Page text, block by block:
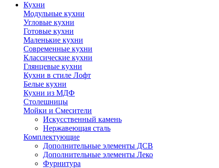
Кухни
Модульные кухни
Угловые кухни
Готовые кухни
Маленькие кухни
Современные кухни
Классические кухни
Глянцевые кухни
Кухни в стиле Лофт
Белые кухни
Кухни из МДФ
Столешницы
Мойки и Смесители
Искусственный камень
Нержавеющая сталь
Комплектующие
Дополнительные элементы ДСВ
Дополнительные элементы Леко
Фурнитура